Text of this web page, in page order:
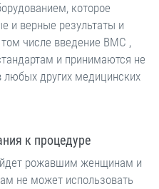
которое
и верные результаты и
числе введение ВМС ,
и принимаются не
любых других медицинских
к процедуре
рожавшим женщинам и
не может использовать